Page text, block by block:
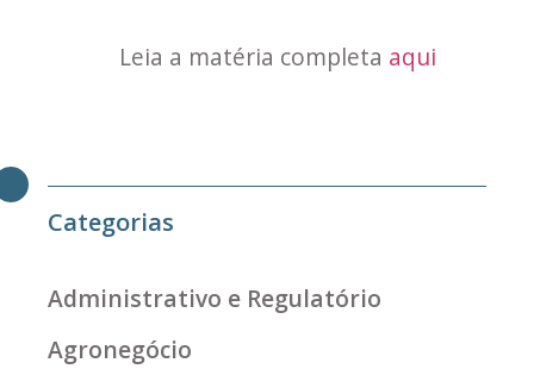
Leia a matéria completa aqui
Categorias
Administrativo e Regulatório
Agronegócio